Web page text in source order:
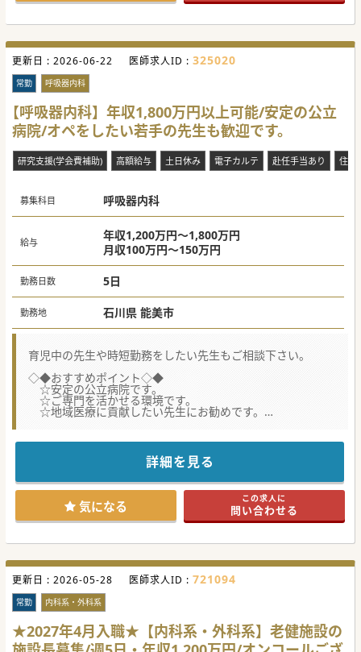
更新日 : 2026-06-22 医師求人ID : 325020
常勤 呼吸器内科
【呼吸器内科】年収1,800万円以上可能/安定の公立
病院/オペをしたい若手の先生も歓迎です。
研究支援(学会費補助) 高額給与 土日休み 電子カルテ 赴任手当あり 住宅
募集科目 呼吸器内科
給与
年収1,200万円～1,800万円
月収100万円～150万円
勤務日数 5日
勤務地 石川県 能美市
育児中の先生や時短勤務をしたい先生もご相談下さい。
◇◆おすすめポイント◇◆
☆安定の公立病院です。
☆ご専門を活かせる環境です。
☆地域医療に貢献したい先生にお勧めです。
安定の公立病院です。
地域医療に貢献をしたい先生やUターンの先生におすすめで
詳細を見る
気になる この求人に
問い合わせる
更新日 : 2026-05-28 医師求人ID : 721094
常勤 内科系・外科系
★2027年4月入職★【内科系・外科系】老健施設の